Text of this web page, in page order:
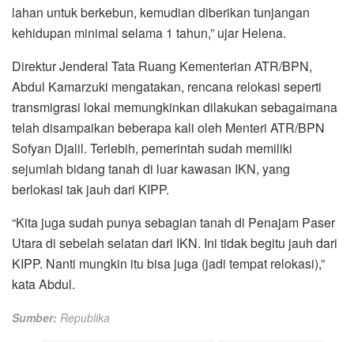
lahan untuk berkebun, kemudian diberikan tunjangan
kehidupan minimal selama 1 tahun,” ujar Helena.
Direktur Jenderal Tata Ruang Kementerian ATR/BPN,
Abdul Kamarzuki mengatakan, rencana relokasi seperti
transmigrasi lokal memungkinkan dilakukan sebagaimana
telah disampaikan beberapa kali oleh Menteri ATR/BPN
Sofyan Djalil. Terlebih, pemerintah sudah memiliki
sejumlah bidang tanah di luar kawasan IKN, yang
berlokasi tak jauh dari KIPP.
“Kita juga sudah punya sebagian tanah di Penajam Paser
Utara di sebelah selatan dari IKN. Ini tidak begitu jauh dari
KIPP. Nanti mungkin itu bisa juga (jadi tempat relokasi),”
kata Abdul.
Sumber: Republika